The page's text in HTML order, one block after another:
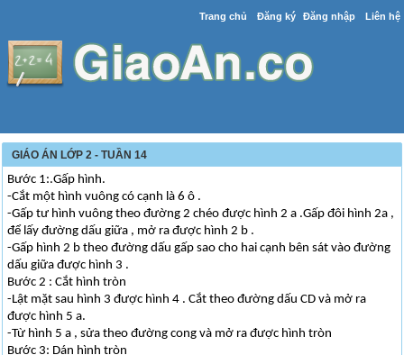
Trang chủ Đăng ký Đăng nhập Liên hệ
GIÁO ÁN LỚP 2 - TUẦN 14
Bước 1:.Gấp hình.
-Cắt một hình vuông có cạnh là 6 ô .
-Gấp tư hình vuông theo đường 2 chéo được hình 2 a .Gấp đôi hình 2a ,
để lấy đường dấu giữa , mở ra được hình 2 b .
-Gấp hình 2 b theo đường dấu gấp sao cho hai cạnh bên sát vào đường
dấu giữa được hình 3 .
Bước 2 : Cắt hình tròn
-Lật mặt sau hình 3 được hình 4 . Cắt theo đường dấu CD và mở ra
được hình 5 a.
-Từ hình 5 a , sửa theo đường cong và mở ra được hình tròn
Bước 3: Dán hình tròn